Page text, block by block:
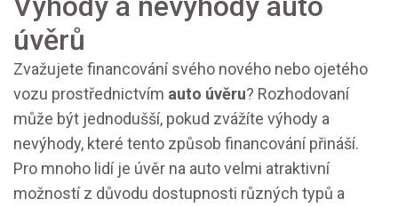
úvěrů
Zvažujete financování svého nového nebo ojetého
vozu prostřednictvím auto úvěru? Rozhodovaní
může být jednodušší, pokud zvážíte výhody a
nevýhody, které tento způsob financování přináší.
Pro mnoho lidí je úvěr na auto velmi atraktivní
možností z důvodu dostupnosti různých typů a